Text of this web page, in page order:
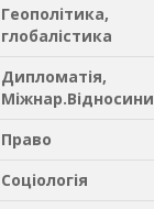
Геополітика,
глобалістика
Дипломатія,
Міжнар.Відносини
Право
Соціологія